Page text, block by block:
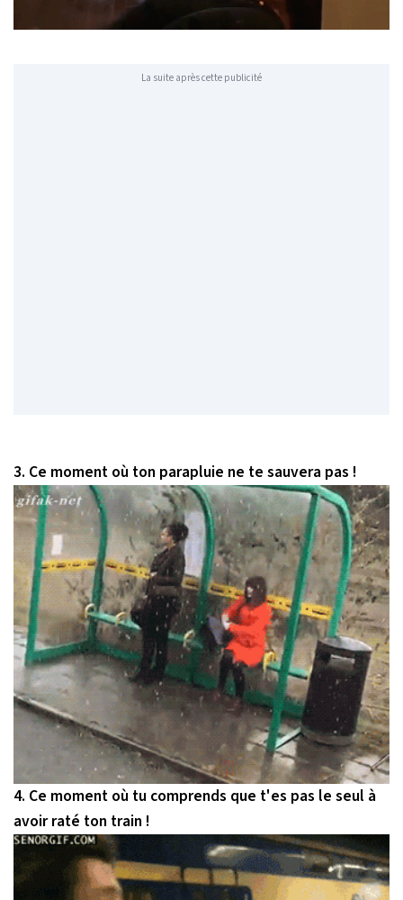
La suite après cette publicité
3. Ce moment où ton parapluie ne te sauvera pas !
4. Ce moment où tu comprends que t'es pas le seul à
avoir raté ton train !